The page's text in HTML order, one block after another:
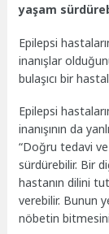
yaşam
Epilepsi
inanışlar
bulaşıcı bir
Epilepsi
inanışının da
“Doğru tedavi
sürdürebilir. Bir
hastanın dilini
verebilir. Bunun
nöbetin bitmesini